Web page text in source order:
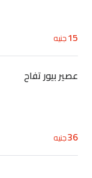
15جنيه
عصير بيور تفاح
36جنيه